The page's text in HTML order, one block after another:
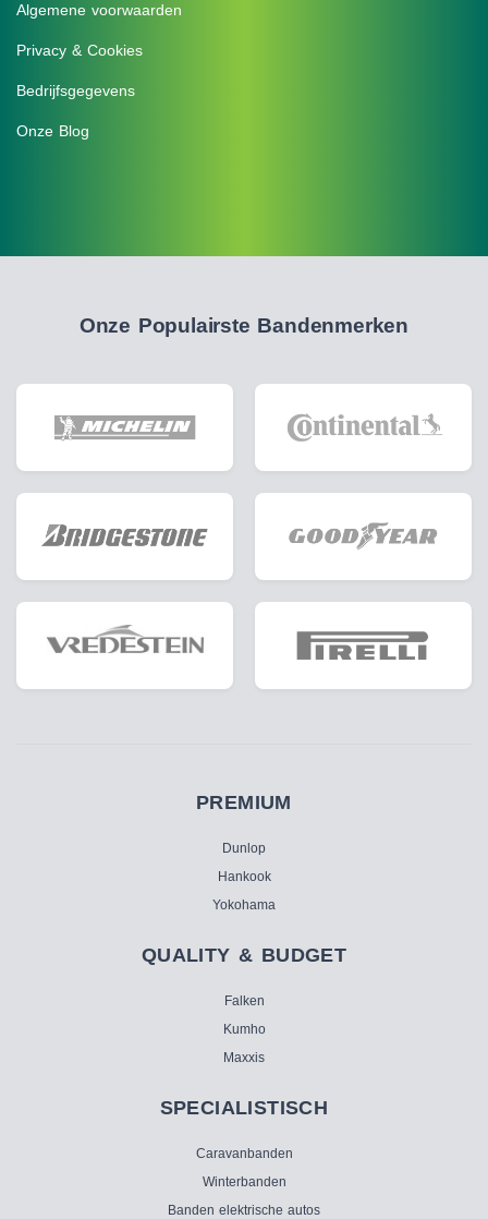
Algemene voorwaarden
Privacy & Cookies
Bedrijfsgegevens
Onze Blog
Onze Populairste Bandenmerken
PREMIUM
Dunlop
Hankook
Yokohama
QUALITY & BUDGET
Falken
Kumho
Maxxis
SPECIALISTISCH
Caravanbanden
Winterbanden
Banden elektrische autos